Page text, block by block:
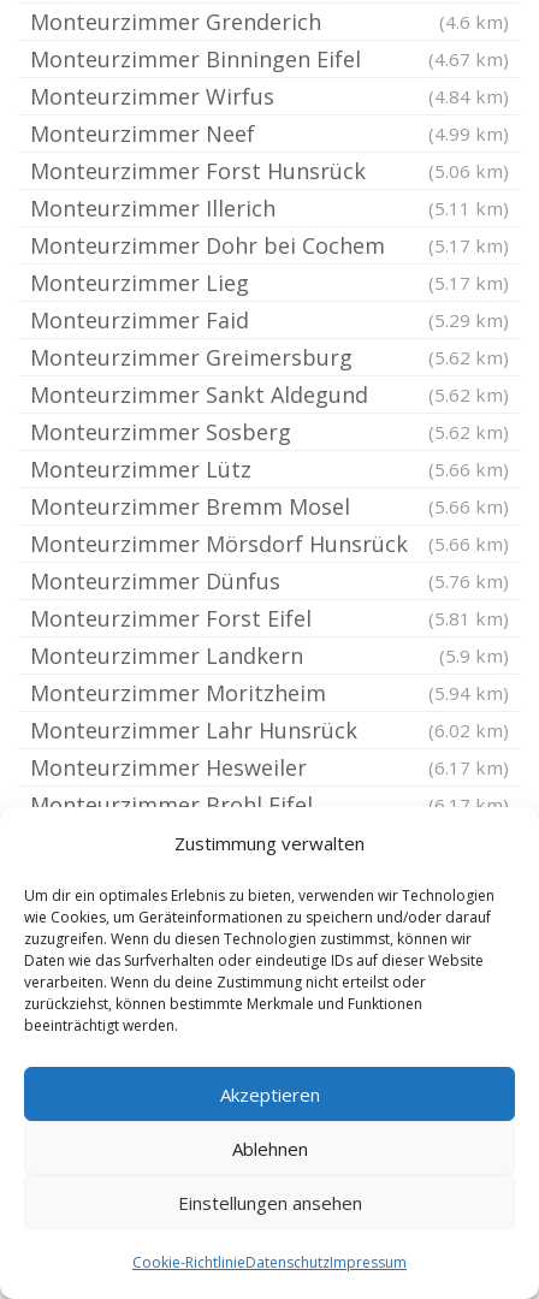
Zustimmung verwalten
Um dir ein optimales Erlebnis zu bieten, verwenden wir Technologien
wie Cookies, um Geräteinformationen zu speichern und/oder darauf
zuzugreifen. Wenn du diesen Technologien zustimmst, können wir
Daten wie das Surfverhalten oder eindeutige IDs auf dieser Website
verarbeiten. Wenn du deine Zustimmung nicht erteilst oder
zurückziehst, können bestimmte Merkmale und Funktionen
beeinträchtigt werden.
Akzeptieren
Ablehnen
Einstellungen ansehen
Cookie-RichtlinieDatenschutzImpressum
Monteurzimmer Grenderich (4.6 km)
Monteurzimmer Binningen Eifel (4.67 km)
Monteurzimmer Wirfus (4.84 km)
Monteurzimmer Neef (4.99 km)
Monteurzimmer Forst Hunsrück (5.06 km)
Monteurzimmer Illerich (5.11 km)
Monteurzimmer Dohr bei Cochem (5.17 km)
Monteurzimmer Lieg (5.17 km)
Monteurzimmer Faid (5.29 km)
Monteurzimmer Greimersburg (5.62 km)
Monteurzimmer Sankt Aldegund (5.62 km)
Monteurzimmer Sosberg (5.62 km)
Monteurzimmer Lütz (5.66 km)
Monteurzimmer Bremm Mosel (5.66 km)
Monteurzimmer Mörsdorf Hunsrück (5.66 km)
Monteurzimmer Dünfus (5.76 km)
Monteurzimmer Forst Eifel (5.81 km)
Monteurzimmer Landkern (5.9 km)
Monteurzimmer Moritzheim (5.94 km)
Monteurzimmer Lahr Hunsrück (6.02 km)
Monteurzimmer Hesweiler (6.17 km)
Monteurzimmer Brohl Eifel (6.17 km)
Monteurzimmer Müden Mosel
Monteurzimmer Möntenich (6.47 km)
Monteurzimmer Weiler bei Gevenich (6.74 km)
Monteurzimmer Gevenich Eifel
Monteurzimmer Zilshausen
Monteurzimmer Reidenhausen (6.84 km)
Monteurzimmer Brachtendorf
Monteurzimmer Mastershausen
Monteurzimmer Büchel bei Cochem
Monteurzimmer Beuren Eifel